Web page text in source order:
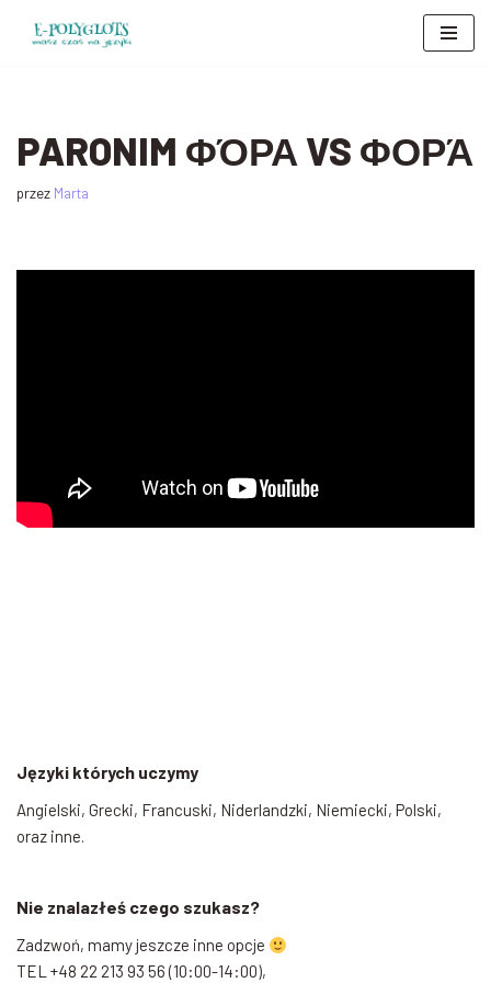
PARONIM ΦΌΡΑ VS ΦΟΡΆ
przez Marta
Języki których uczymy
Angielski, Grecki, Francuski, Niderlandzki, Niemiecki, Polski,
oraz inne.
Nie znalazłeś czego szukasz?
Zadzwoń, mamy jeszcze inne opcje
TEL +48 22 213 93 56 (10:00-14:00),